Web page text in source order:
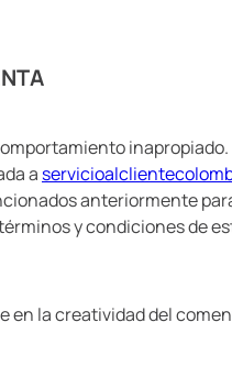
inapropiado.
a
anteriormente
y condiciones de
la creatividad del